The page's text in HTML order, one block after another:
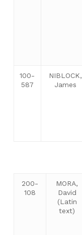
100-
587
NIBLOCK,
James
200-
108
MORA,
David
(Latin
text)